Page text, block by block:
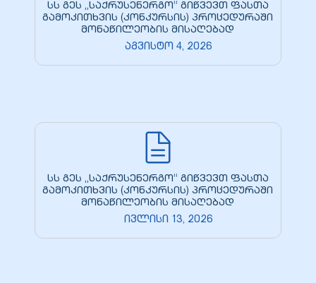
სს გეს „საქრუსენერგო“ გიწვევთ ფასთა
გამოკითხვის (კონკურსის) პროცედურაში
მონაწილეობის მისაღებად
აგვისტო 4, 2026
სს გეს „საქრუსენერგო“ გიწვევთ ფასთა
გამოკითხვის (კონკურსის) პროცედურაში
მონაწილეობის მისაღებად
ივლისი 13, 2026